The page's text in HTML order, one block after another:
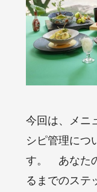
今回は、メニ
シピ管理につ
す。 あなた
るまでのステ